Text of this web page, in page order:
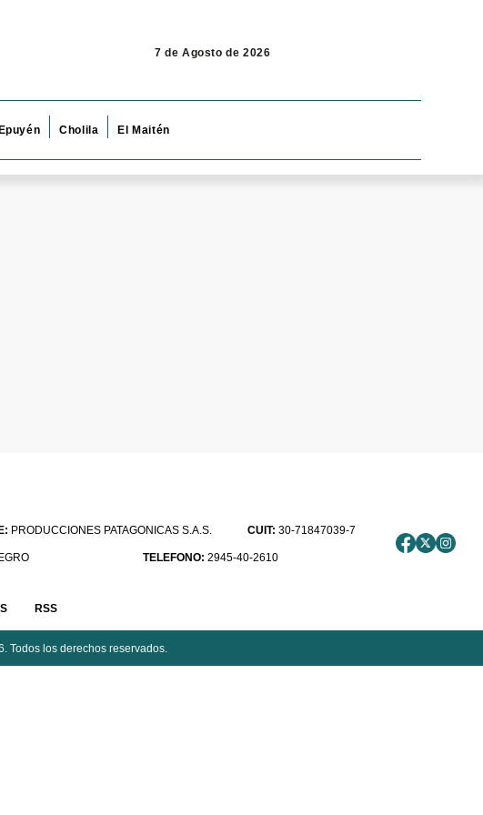
7 de Agosto de 2026
Epuyén Cholila El Maitén
PRODUCCIONES PATAGONICAS S.A.S. CUIT: 30-71847039-7
TELEFONO: 2945-40-2610
RSS
Todos los derechos reservados.